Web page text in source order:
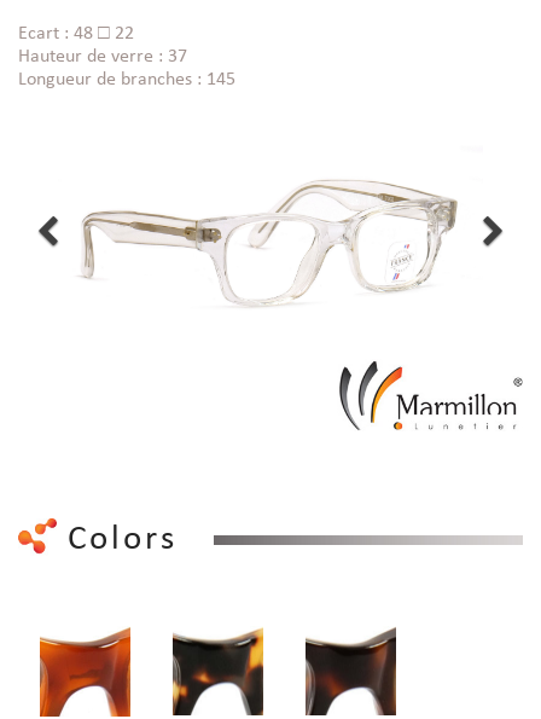
Ecart : 48 □ 22
Hauteur de verre : 37
Longueur de branches : 145
Colors